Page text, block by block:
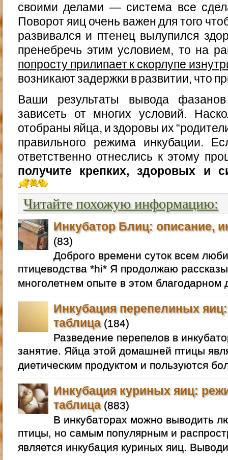
своими делами — система все
Поворот яиц очень важен для того
развивался и птенец вылупился
пренебречь этим условием, то на
попросту прилипает к скорлупе
возникают задержки в развитии, что
Ваши результаты вывода
зависеть от многих условий.
отобраны яйца, и здоровы их
правильного режима инкубации.
ответственно отнеслись к этому
получите крепких, здоровых и
Читайте похожую информацию:
Инкубатор Блиц: описание,
(83)
Доброго времени суток всем
птицеводства *hi* Я продолжаю
многолетнем опыте в этом
Инкубация перепелиных
таблица(184)
Разведение перепелов в
занятие. Яйца этой домашней птицы
диетическим продуктом и пользуются
Инкубация куриных яиц:
таблица(883)
В инкубаторах можно выводить
птицы, но самым популярным и
является инкубация куриных яиц.